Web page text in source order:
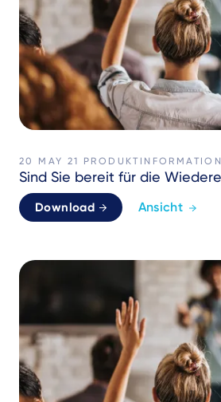
20 MAY 21 PRODUKTINFORMATION
Sind Sie bereit für die
Download Ansicht